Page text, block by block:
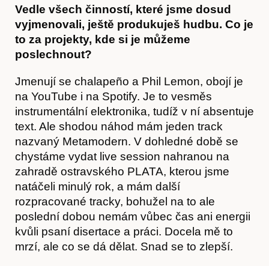
Vedle všech činností, které jsme dosud
vyjmenovali, ještě produkuješ hudbu. Co je
to za projekty, kde si je můžeme
poslechnout?
Jmenují se chalapeño a Phil Lemon, obojí je
na YouTube i na Spotify. Je to vesměs
instrumentální elektronika, tudíž v ní absentuje
text. Ale shodou náhod mám jeden track
nazvaný Metamodern. V dohledné době se
chystáme vydat live session nahranou na
zahradě ostravského PLATA, kterou jsme
natáčeli minulý rok, a mám další
rozpracované tracky, bohužel na to ale
poslední dobou nemám vůbec čas ani energii
kvůli psaní disertace a práci. Docela mě to
mrzí, ale co se dá dělat. Snad se to zlepší.